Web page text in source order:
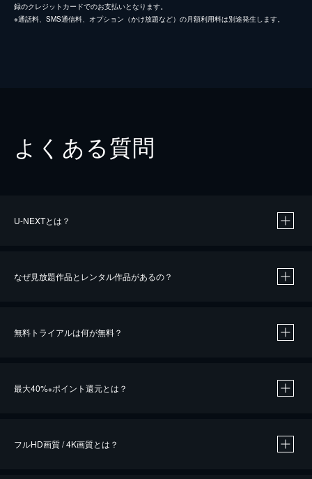
録のクレジットカードでのお支払いとなります。
※通話料、SMS通信料、オプション（かけ放題など）の月額利用料は別途発生します。
よくある質問
U-NEXTとは？
なぜ見放題作品とレンタル作品があるの？
無料トライアルは何が無料？
最大40%※ポイント還元とは？
フルHD画質 / 4K画質とは？